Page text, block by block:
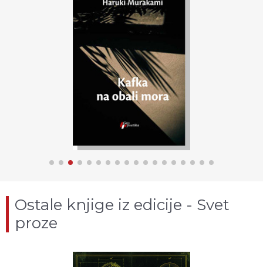
Ostale knjige iz edicije - Svet
proze